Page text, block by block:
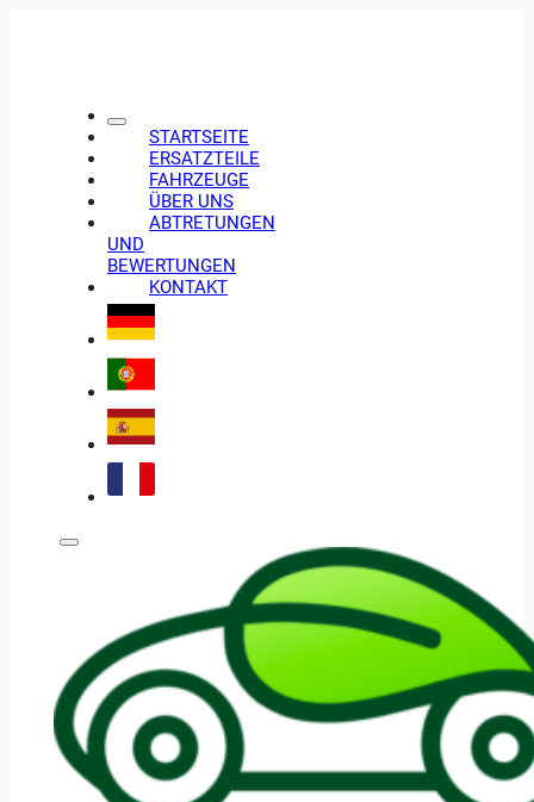
STARTSEITE
ERSATZTEILE
FAHRZEUGE
ÜBER UNS
ABTRETUNGEN
UND
BEWERTUNGEN
KONTAKT